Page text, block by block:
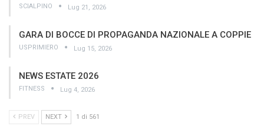
SCIALPINO Lug 21, 2026
GARA DI BOCCE DI PROPAGANDA NAZIONALE A COPPIE
USPRIMIERO Lug 15, 2026
NEWS ESTATE 2026
FITNESS Lug 4, 2026
PREV NEXT 1 di 561